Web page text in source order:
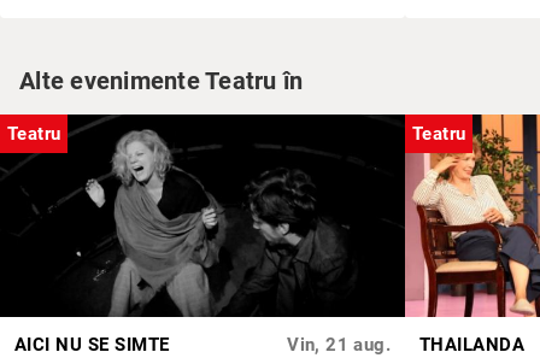
Alte evenimente Teatru în
Teatru
AICI NU SE SIMTE Vin, 21 aug.
Teatru
THAILANDA